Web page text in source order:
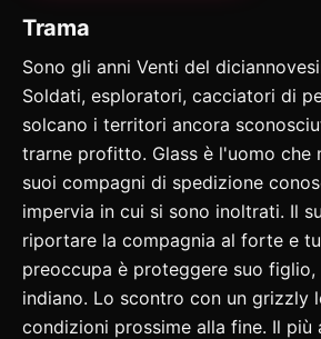
Trama
Sono gli anni Venti del
Soldati, esploratori, cacciatori di
solcano i territori ancora
trarne profitto. Glass è l'uomo che
suoi compagni di spedizione
impervia in cui si sono inoltrati. Il
riportare la compagnia al forte e
preoccupa è proteggere suo figlio,
indiano. Lo scontro con un grizzly
condizioni prossime alla fine. Il più